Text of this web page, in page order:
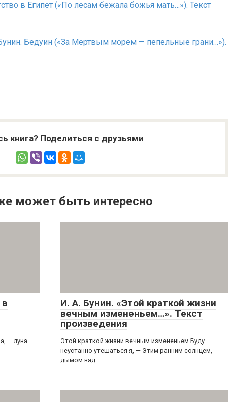
в Египет («По лесам бежала божья мать…»). Текст
Бедуин («За Мертвым морем — пепельные грани…»).
книга? Поделиться с друзьями
может быть интересно
— луна
И. А. Бунин. «Этой краткой жизни
вечным измененьем…». Текст
произведения
Этой краткой жизни вечным измененьем Буду
неустанно утешаться я, — Этим ранним солнцем,
дымом над